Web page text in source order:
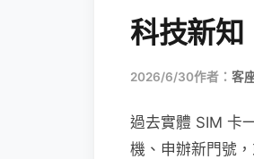
科技新知
2026/6/30作者： 客
過去實體 SIM 卡
機、申辦新門號